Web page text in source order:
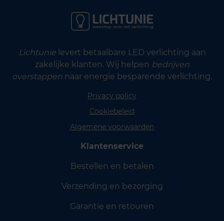
Lichtunielevert betaalbare LED verlichting aan
zakelijke klanten. Wij helpen bedrijven
overstappen naar energie besparende verlichting.
Privacy policy
Cookiebeleid
Algemene voorwaarden
Klantenservice
Bestellen en betalen
Verzending en bezorging
Garantie en retouren